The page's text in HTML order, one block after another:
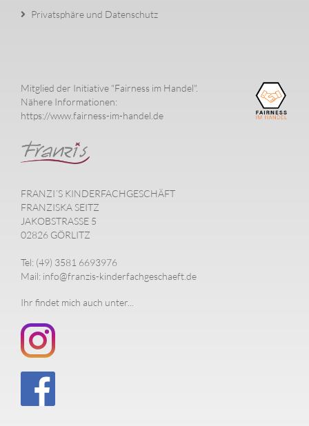
Privatsphäre und Datenschutz
Mitglied der Initiative "Fairness im Handel".
Nähere Informationen:
https://www.fairness-im-handel.de
FRANZI´S KINDERFACHGESCHÄFT
FRANZISKA SEITZ
JAKOBSTRASSE 5
02826 GÖRLITZ
Tel: (49) 3581 6693976
Mail: info@franzis-kinderfachgeschaeft.de
Ihr findet mich auch unter...